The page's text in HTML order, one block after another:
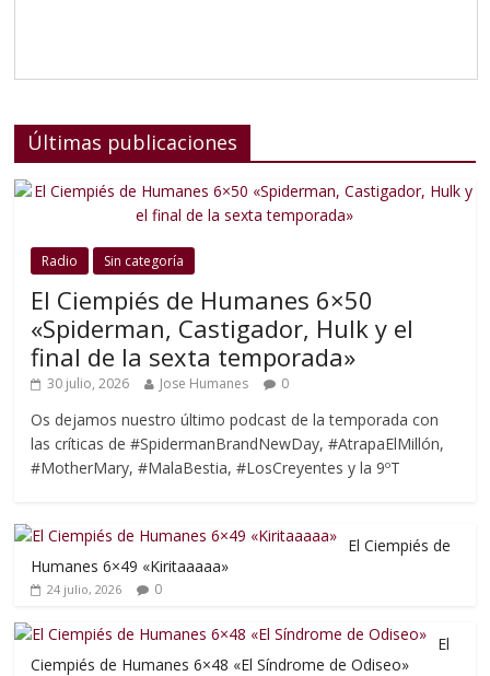
Últimas publicaciones
Radio Sin categoría
El Ciempiés de Humanes 6×50
«Spiderman, Castigador, Hulk y el
final de la sexta temporada»
30 julio, 2026 Jose Humanes 0
Os dejamos nuestro último podcast de la temporada con
las críticas de #SpidermanBrandNewDay, #AtrapaElMillón,
#MotherMary, #MalaBestia, #LosCreyentes y la 9ºT
El Ciempiés de
Humanes 6×49 «Kiritaaaaa»
24 julio, 2026 0
El
Ciempiés de Humanes 6×48 «El Síndrome de Odiseo»